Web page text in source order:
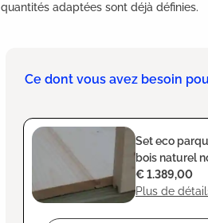
quantités adaptées sont déjà définies.
Ce dont vous avez besoin
Set eco
bois naturel
Plus de
€ 1.389,00